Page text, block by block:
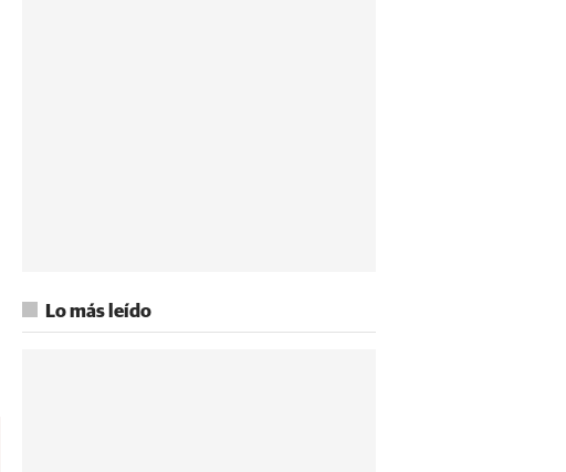
Lo más leído